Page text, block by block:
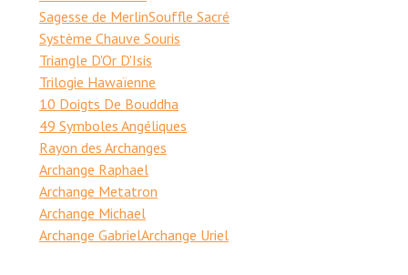
Sagesse de MerlinSouffle Sacré
Système Chauve Souris
Triangle D'Or D'Isis
Trilogie Hawaïenne
10 Doigts De Bouddha
49 Symboles Angéliques
Rayon des Archanges
Archange Raphael
Archange Metatron
Archange Michael
Archange GabrielArchange Uriel